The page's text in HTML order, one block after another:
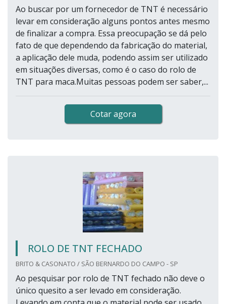
Ao buscar por um fornecedor de TNT é necessário
levar em consideração alguns pontos antes mesmo
de finalizar a compra. Essa preocupação se dá pelo
fato de que dependendo da fabricação do material,
a aplicação dele muda, podendo assim ser utilizado
em situações diversas, como é o caso do rolo de
TNT para maca.Muitas pessoas podem ser saber,...
Cotar agora
ROLO DE TNT FECHADO
BRITO & CASONATO / SÃO BERNARDO DO CAMPO - SP
Ao pesquisar por rolo de TNT fechado não deve o
único quesito a ser levado em consideração.